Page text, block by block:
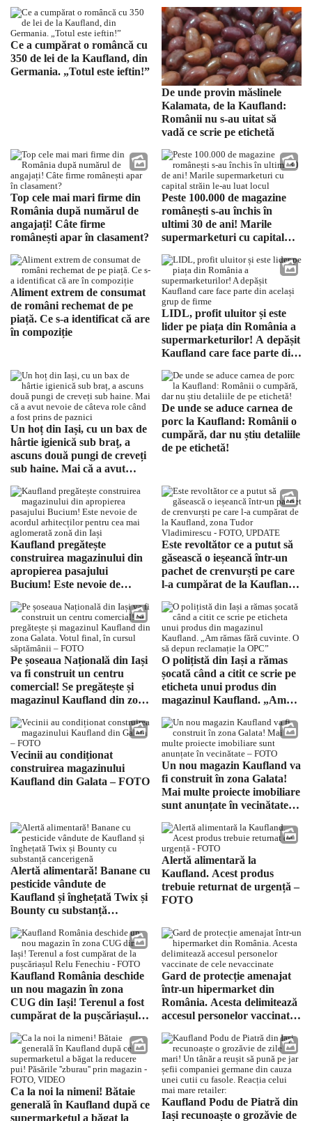
Ce a cumpărat o româncă cu
350 de lei de la Kaufland, din
Germania. „Totul este ieftin!”
De unde provin măslinele
Kalamata, de la Kaufland:
Românii nu s-au uitat să
vadă ce scrie pe etichetă
Top cele mai mari firme din
România după numărul de
angajați! Câte firme
românești apar în clasament?
Peste 100.000 de magazine
românești s-au închis în
ultimi 30 de ani! Marile
supermarketuri cu capital
Aliment extrem de consumat
de români rechemat de pe
piață. Ce s-a identificat că are
în compoziție
LIDL, profit uluitor și este
lider pe piața din România a
supermarketurilor! A depășit
Kaufland care face parte din
Un hoț din Iași, cu un bax de
hârtie igienică sub braț, a
ascuns două pungi de creveți
sub haine. Mai că a avut
fost prins de paznici
De unde se aduce carnea de
porc la Kaufland: Românii o
cumpără, dar nu știu detaliile
de pe etichetă!
Kaufland pregătește
construirea magazinului din
apropierea pasajului
Bucium! Este nevoie de
cea mai aglomerată zonă din
Iași
Este revoltător ce a putut să
găsească o ieșeancă într-un
pachet de crenvurști pe care
l-a cumpărat de la Kaufland,
FOTO, UPDATE
Pe șoseaua Națională din Iași
va fi construit un centru
comercial! Se pregătește și
magazinul Kaufland din zona
săptămânii – FOTO
O polițistă din Iași a rămas
șocată când a citit ce scrie pe
eticheta unui produs din
magazinul Kaufland. „Am
depun reclamație la OPC”
Vecinii au condiționat
construirea magazinului
Kaufland din Galata – FOTO
Un nou magazin Kaufland va
fi construit în zona Galata!
Mai multe proiecte imobiliare
sunt anunțate în vecinătate –
Alertă alimentară! Banane cu
pesticide vândute de
Kaufland și înghețată Twix și
Bounty cu substanță
Alertă alimentară la
Kaufland. Acest produs
trebuie returnat de urgență –
FOTO
Kaufland România deschide
un nou magazin în zona
CUG din Iași! Terenul a fost
cumpărat de la pușcăriașul
Gard de protecție amenajat
într-un hipermarket din
România. Acesta delimitează
accesul personelor vaccinate
Ca la noi la nimeni! Bătaie
generală în Kaufland după ce
supermarketul a băgat la
Kaufland Podu de Piatră din
Iași recunoaște o grozăvie de